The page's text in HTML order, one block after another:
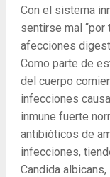
Con el sistema
sentirse mal
afecciones
Como parte de
del cuerpo
infecciones
inmune fuerte
antibióticos de
infecciones,
Candida